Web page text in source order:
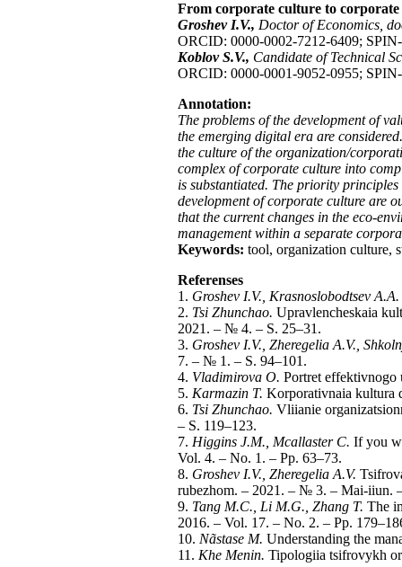
From corporate culture to corporate
Groshev I.V., Doctor of Economics,
ORCID: 0000-0002-7212-6409;
Koblov S.V., Candidate of Technical
ORCID: 0000-0001-9052-0955;
Annotation:
The problems of the development of
the emerging digital era are
the culture of the organization/
complex of corporate culture into
is substantiated. The priority
development of corporate culture are
that the current changes in the eco-
management within a separate
Keywords: tool, organization culture,
Referenses
1. Groshev I.V., Krasnoslobodtsev A.A.
2. Tsi Zhunchao. Upravlencheskaia
2021. – № 4. – S. 25–31.
3. Groshev I.V., Zheregelia A.V.,
7. – № 1. – S. 94–101.
4. Vladimirova O. Portret effektivnogo
5. Karmazin T. Korporativnaia kultura
6. Tsi Zhunchao. Vliianie
– S. 119–123.
7. Higgins J.M., Mcallaster C. If you
Vol. 4. – No. 1. – Pp. 63–73.
8. Groshev I.V., Zheregelia A.V.
rubezhom. – 2021. – № 3. – Mai-iiun.
9. Tang M.C., Li M.G., Zhang T. The
2016. – Vol. 17. – No. 2. – Pp.
10. Nãstase M. Understanding the
11. Khe Menin. Tipologiia tsifrovykh